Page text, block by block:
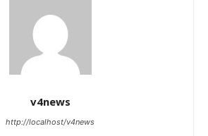
v4news
http://localhost/v4news